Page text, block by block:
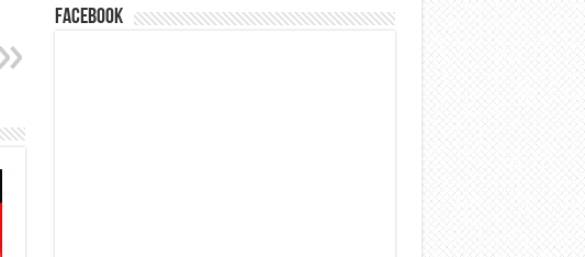
Facebook